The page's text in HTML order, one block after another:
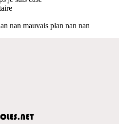
nan mauvais plan nan nan